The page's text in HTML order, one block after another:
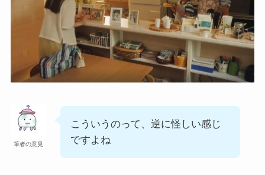
筆者の意見
こういうのって、逆に怪しい感じ
ですよね